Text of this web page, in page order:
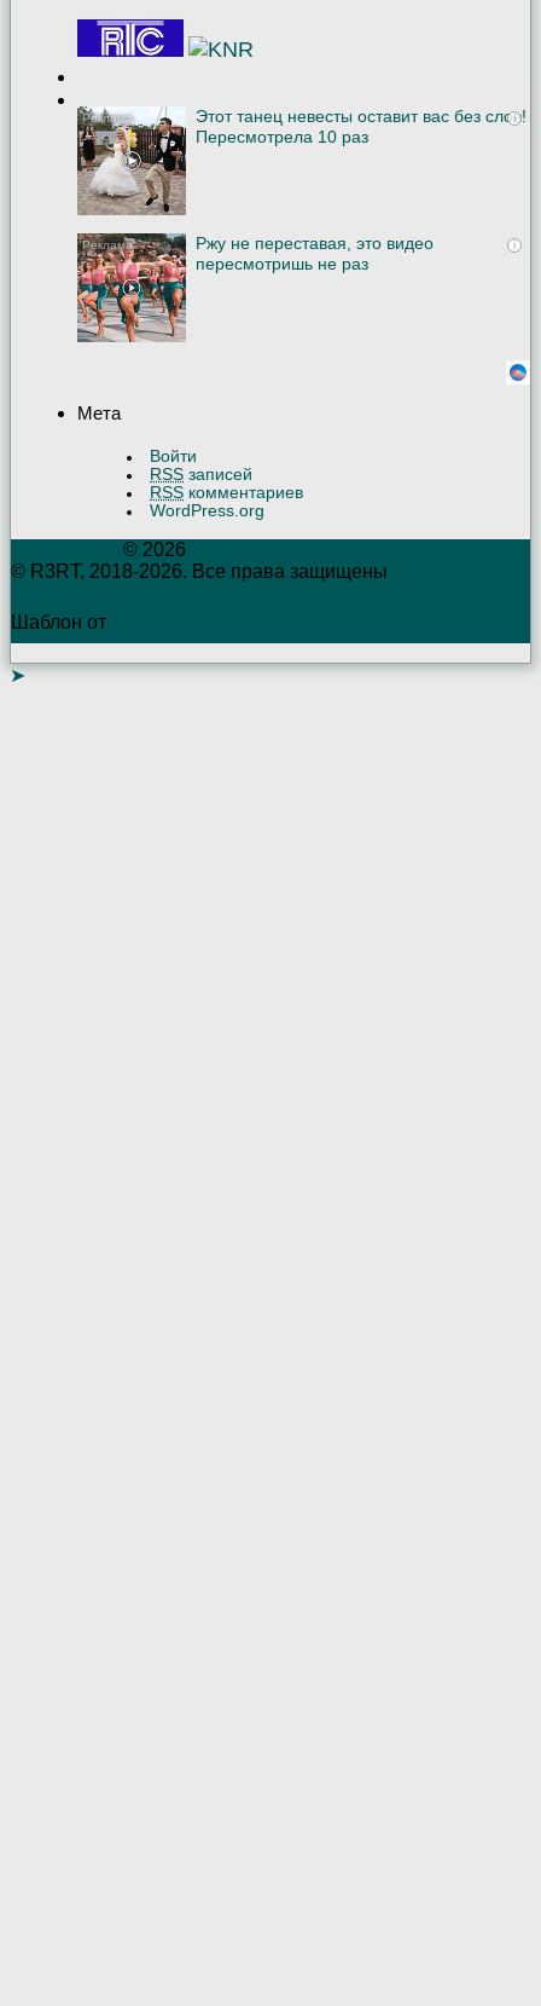
i
Этот танец невесты оставит вас без слов!
Пересмотрела 10 раз
i
Ржу не переставая, это видео
пересмотришь не раз
Мета
Войти
RSS записей
RSS комментариев
WordPress.org
© 2026
© R3RT, 2018-2026. Все права защищены
Шаблон от
➤